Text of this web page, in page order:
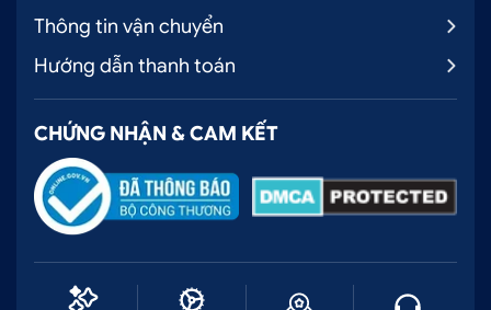
Thông tin vận chuyển
Hướng dẫn thanh toán
CHỨNG NHẬN & CAM KẾT